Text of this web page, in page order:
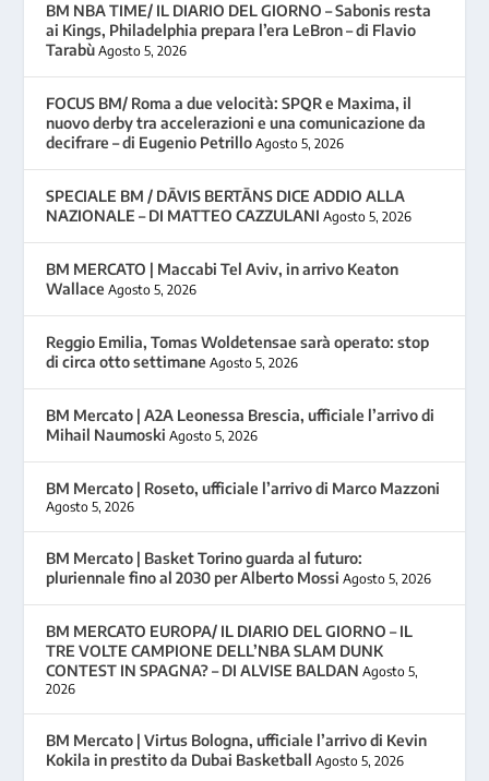
BM NBA TIME/ IL DIARIO DEL GIORNO – Sabonis resta
ai Kings, Philadelphia prepara l’era LeBron – di Flavio
Tarabù Agosto 5, 2026
FOCUS BM/ Roma a due velocità: SPQR e Maxima, il
nuovo derby tra accelerazioni e una comunicazione da
decifrare – di Eugenio Petrillo Agosto 5, 2026
SPECIALE BM / DĀVIS BERTĀNS DICE ADDIO ALLA
NAZIONALE – DI MATTEO CAZZULANI Agosto 5, 2026
BM MERCATO | Maccabi Tel Aviv, in arrivo Keaton
Wallace Agosto 5, 2026
Reggio Emilia, Tomas Woldetensae sarà operato: stop
di circa otto settimane Agosto 5, 2026
BM Mercato | A2A Leonessa Brescia, ufficiale l’arrivo di
Mihail Naumoski Agosto 5, 2026
BM Mercato | Roseto, ufficiale l’arrivo di Marco Mazzoni
Agosto 5, 2026
BM Mercato | Basket Torino guarda al futuro:
pluriennale fino al 2030 per Alberto Mossi Agosto 5, 2026
BM MERCATO EUROPA/ IL DIARIO DEL GIORNO – IL
TRE VOLTE CAMPIONE DELL’NBA SLAM DUNK
CONTEST IN SPAGNA? – DI ALVISE BALDAN Agosto 5,
2026
BM Mercato | Virtus Bologna, ufficiale l’arrivo di Kevin
Kokila in prestito da Dubai Basketball
Agosto 5, 2026